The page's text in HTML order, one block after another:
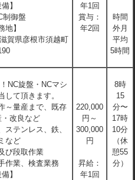
備】
制御盤
地】
賀県彦根市須越町
年1回
賞与：
年2回
時間
外月
平均
5時間
NC旋盤・NCマシ
して頂きます。
～量産まで、既存
改良など
ステンレス、鉄、
など
び段取作業
作業、検査業務
備】
220,000
円～
300,000
円
昇給：
年1回
8時
15
分〜
17時
10分
（休
憩55
分）